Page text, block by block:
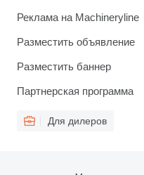
Реклама на Machineryline
Разместить объявление
Разместить баннер
Партнерская программа
Для дилеров